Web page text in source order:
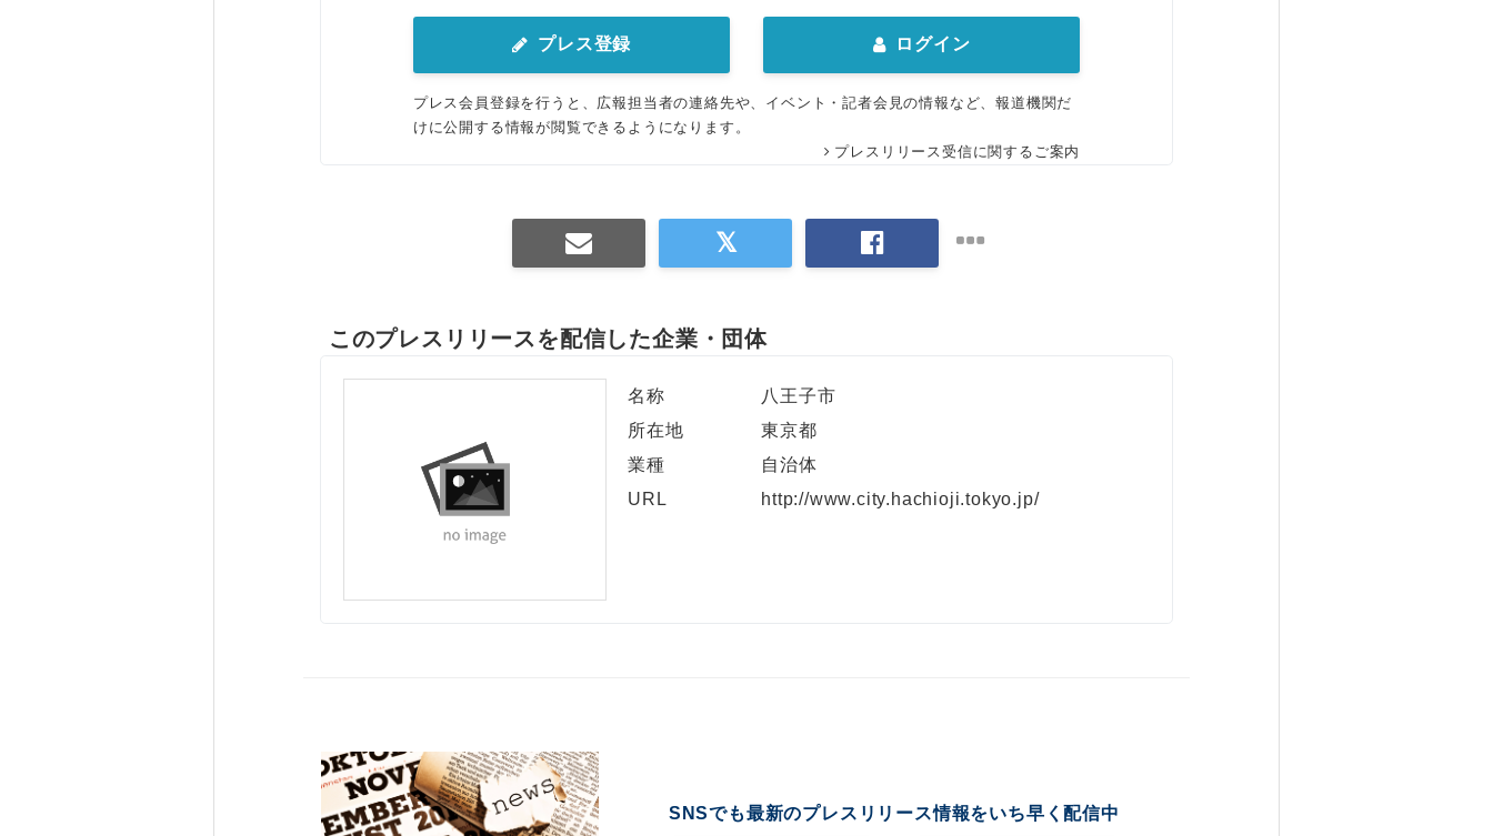
プレス登録 ログイン
プレス会員登録を行うと、広報担当者の連絡先や、イベント・記者会見の情報など、報道機関だ
けに公開する情報が閲覧できるようになります。
プレスリリース受信に関するご案内
このプレスリリースを配信した企業・団体
名称
八王子市
所在地
東京都
業種
自治体
URL
http://www.city.hachioji.tokyo.jp/
SNSでも最新のプレスリリース情報をいち早く配信中